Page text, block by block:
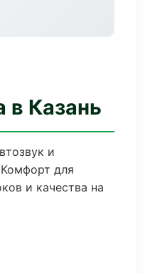
в Казань
и
для
и качества на